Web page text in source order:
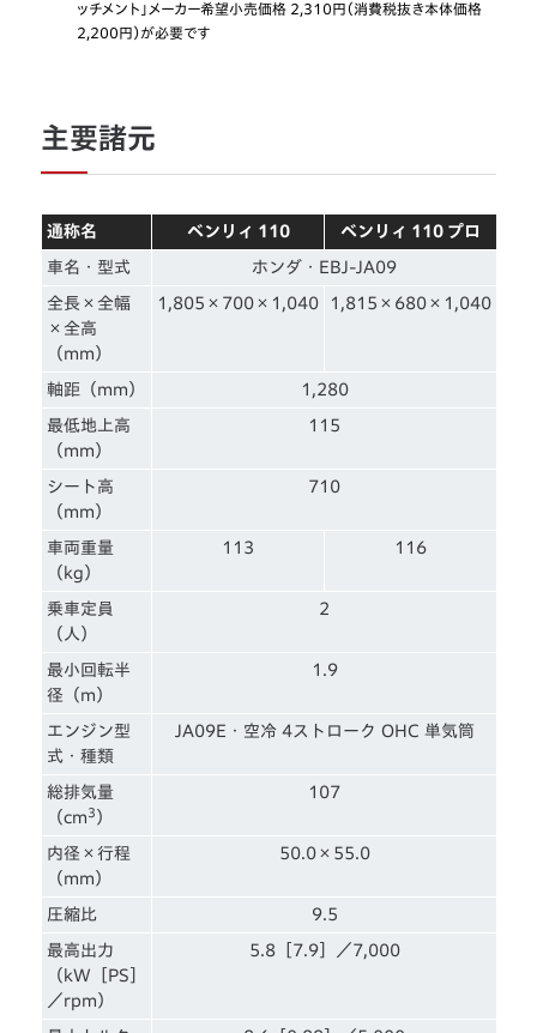
ッチメント」メーカー希望小売価格 2,310円（消費税抜き本体価格
2,200円）が必要です
主要諸元
通称名 ベンリィ 110 ベンリィ 110 プロ
車名・型式 ホンダ・EBJ-JA09
全長×全幅
×全高
（mm）
1,805×700×1,040 1,815×680×1,040
軸距（mm） 1,280
最低地上高
（mm）
115
シート高
（mm）
710
車両重量
（kg）
113 116
乗車定員
（人）
2
最小回転半
径（m）
1.9
エンジン型
式・種類
JA09E・空冷 4ストローク OHC 単気筒
総排気量
（cm 3 ）
107
内径×行程
（mm）
50.0×55.0
圧縮比 9.5
最高出力
（kW［PS］
／rpm）
5.8［7.9］／7,000